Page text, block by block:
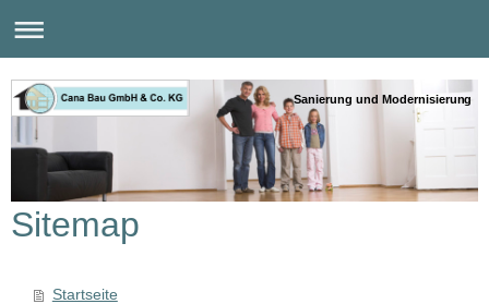
Sanierung und Modernisierung
Sitemap
Startseite